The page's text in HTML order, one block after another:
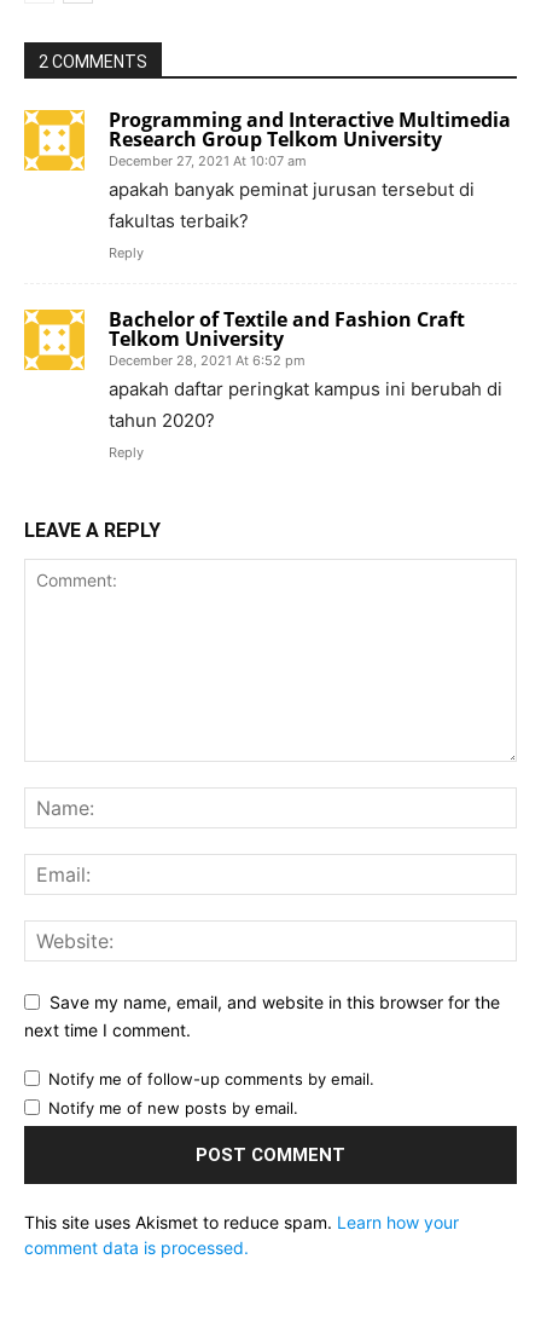
2 COMMENTS
Programming and Interactive Multimedia
Research Group Telkom University
December 27, 2021 At 10:07 am
apakah banyak peminat jurusan tersebut di
fakultas terbaik?
Reply
Bachelor of Textile and Fashion Craft
Telkom University
December 28, 2021 At 6:52 pm
apakah daftar peringkat kampus ini berubah di
tahun 2020?
Reply
LEAVE A REPLY
Save my name, email, and website in this browser for the
next time I comment.
Notify me of follow-up comments by email.
Notify me of new posts by email.
This site uses Akismet to reduce spam. Learn how your
comment data is processed.